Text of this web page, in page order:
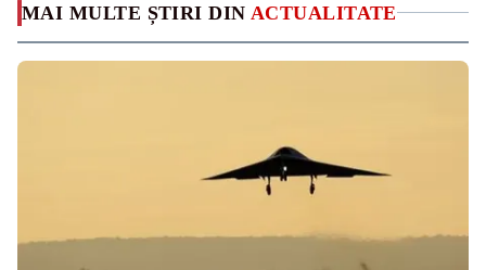
MAI MULTE ȘTIRI DIN ACTUALITATE